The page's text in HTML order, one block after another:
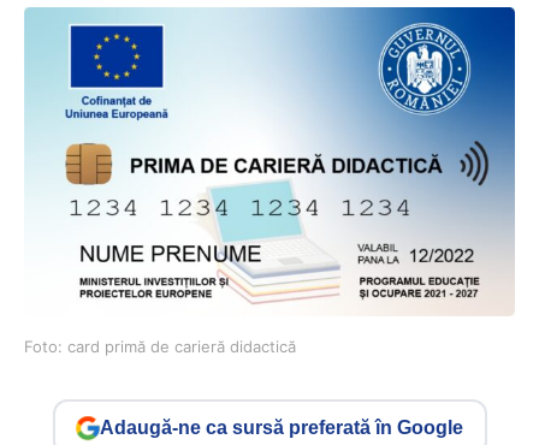
Foto: card primă de carieră didactică
Adaugă-ne ca sursă preferată în Google